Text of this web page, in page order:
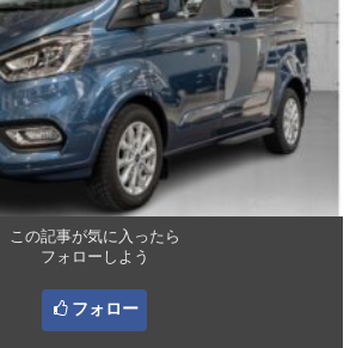
この記事が気に入ったら
フォローしよう
フォロー